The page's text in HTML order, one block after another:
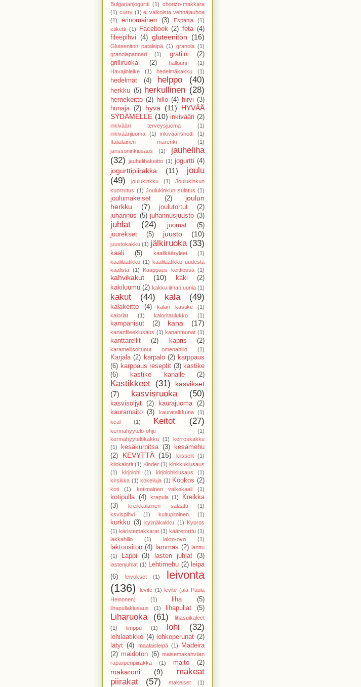
Bulgarianjogurtti (1) chorizo-makkara
(1) curry (1) ei valkoista vehnäjauhoa
(1)
erinomainen (3) Espanja
(1)
etiketti (1) Facebook (2) feta (4)
fileepihvi
(4) gluteeniton (16)
Gluteeniton pataleipä (1) granola (1)
granolapannari
(1) gratiini
(2)
grilliruoka
(2) hallouni
(1)
Havajinleike
(1) hedelmäkakku (1)
hedelmät (4) helppo (40)
herkku (5) herkullinen (28)
hernekeitto (2) hillo (4) hirvi (3)
hunaja (2) hyvä (11)
HYVÄÄ
SYDÄMELLE (10) inkivääri (2)
inkivääri terveysjuoma
(1)
inkiväärijuoma
(1) inkiväärishotti
(1)
Italialainen marenki
(1)
janssoninkiusaus
(1)
jauheliha
(32)
jauhelihakeitto (1) jogurtti (4)
jogurttipiirakka (11)
joulu
(49)
joulukinkku (1)
Joulukinkun
kuorrutus (1) Joulukinkun sulatus (1)
joulumakeiset (2)
joulun
herkku
(7) joulutortut
(2)
juhannus (5) juhannusjuusto (3)
juhlat (24) juomat
(5)
juurekset
(5) juusto (10)
juustokakku (1) jälkiruoka (33)
kaali (5) kaalikääryleet
(1)
kaalilaatikko (1) kaalilaatikko uudesta
kaalista (1) Kaappaus keittiössä (1)
kahvikakut (10) kaki
(2)
kakiluumu (2) kakku ilman uunia (1)
kakut (44) kala (49)
kalakeitto (4) kalan kastike
(1)
kaloriat
(1) kaloritaulukko (1)
kampanisut (2) kana (17)
kananfileekiusaus (1) kananmunat (1)
kanttarellit (2) kapris (2)
karamellisoitunut omenahillo (1)
Karjala (2) karpalo (2) karppaus
(6) karppaus reseptit (3) kastike
(6)
kastike kanalle (2)
Kastikkeet (31)
kasvikset
(7)
kasvisruoka (50)
kasvisöljyt (2) kaurajuoma
(2)
kauramaito (3) kauratalkkuna
(1)
kcal
(1) Keitot (27)
kermahyytelö-ohje
(1)
kermahyytelökakku (1)
kerroskakku
(1)
kesäkurpitsa (3)
kesämehu
(2)
KEVYTTÄ (15) kiisselit
(1)
kilokalorit (1) Kinder (1) kinkkukiusaus
(1)
kirjolohi (1) kirjolohikiusaus
(1)
kirsikka (1) kokeiluja (1) Kookos (2)
koti (1) kotimainen valkokaali (1)
kotipulla (4) krapula (1)
Kreikka
(3)
kreikkalainen salaatti
(1)
ksvispihvi
(1) kuitupitoinen (1)
kurkku (3) kylmäkakku (1) Kypros
(1) käristemakkarat (1) kääretorttu (1)
lakkahillo
(1) lakto-ovo (1)
laktoositon (4) lammas (2) lanttu
(1)
Lappi (3) lasten juhlat (3)
lastenjuhlat (1) Lehtimehu (2) leipä
(6)
leivokset (1)
leivonta
(136)
levite (1) levite (ala Paula
Heinonen)
(1) liha (5)
lihapullakiusaus (1) lihapullat (5)
Liharuoka (61)
lihasuikaleet
(1)
limppu (1) lohi (32)
lohilaatikko (4) lohkoperunat (2)
lätyt (4) maalaisleipä (1)
Madeira
(2) maidoton (6) maisemakahvilan
raparperipiirakka
(1) maito (2)
makaroni (9)
makeat
piirakat
(57) makeiset (1)